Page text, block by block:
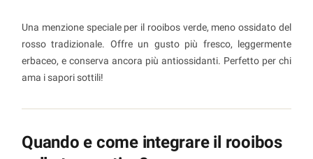
Una menzione speciale per il rooibos verde, meno ossidato del
rosso tradizionale. Offre un gusto più fresco, leggermente
erbaceo, e conserva ancora più antiossidanti. Perfetto per chi
ama i sapori sottili!
Quando e come integrare il rooibos